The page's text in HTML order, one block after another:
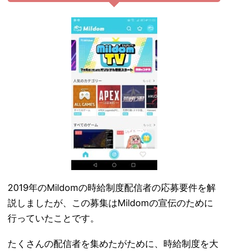
2019年のMildomの時給制度配信者の応募要件を解
説しましたが、この募集はMildomの宣伝のために
行っていたことです。
たくさんの配信者を集めたがために、時給制度を大